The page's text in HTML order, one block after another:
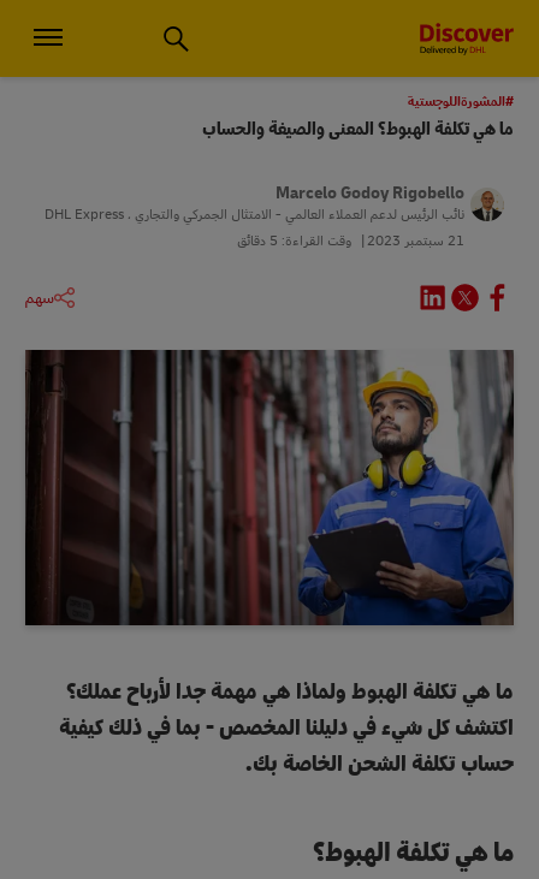
استشارات الأعمال الصغيرة والخدمات اللوجستية العالمية | اكتشف دي
#المشورةاللوجستية
ما هي تكلفة الهبوط؟ المعنى والصيغة والحساب
Marcelo Godoy Rigobello
نائب الرئيس لدعم العملاء العالمي - الامتثال الجمركي والتجاري ، DHL Express
21 سبتمبر 2023
وقت القراءة: 5 دقائق
سهم
ما هي تكلفة الهبوط ولماذا هي مهمة جدا لأرباح عملك؟
اكتشف كل شيء في دليلنا المخصص - بما في ذلك كيفية
حساب تكلفة الشحن الخاصة بك.
ما هي تكلفة الهبوط؟